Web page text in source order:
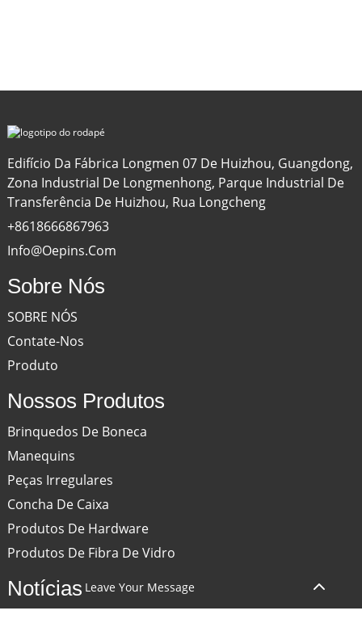
Edifício Da Fábrica Longmen 07 De Huizhou, Guangdong,
Zona Industrial De Longmenhong, Parque Industrial De
Transferência De Huizhou, Rua Longcheng
+8618666867963
Info@oepins.com
Sobre Nós
SOBRE NÓS
Contate-Nos
Produto
Nossos Produtos
Brinquedos De Boneca
Manequins
Peças Irregulares
Concha De Caixa
Produtos De Hardware
Produtos De Fibra De Vidro
Notícias Leave Your Message